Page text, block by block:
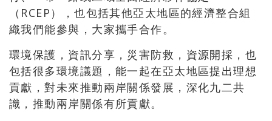
（RCEP），也包括其他亞太地區的經濟整合組
織我們能參與，大家攜手合作。
環境保護，資訊分享，災害防救，資源開採，也
包括很多環境議題，能一起在亞太地區提出理想
貢獻，對未來推動兩岸關係發展，深化九二共
識，推動兩岸關係有所貢獻。